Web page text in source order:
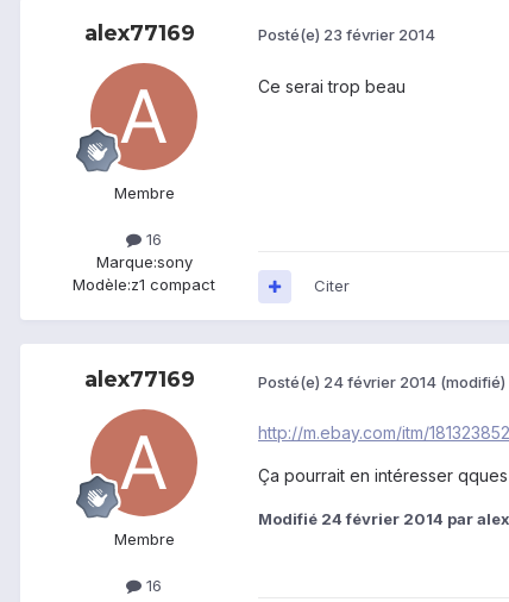
alex77169
Membre
16
Marque:sony
Modèle:z1 compact
Posté(e) 23 février 2014
Ce serai trop beau
Citer
alex77169
Membre
16
Posté(e) 24 février 2014 (modifié)
http://m.ebay.com/itm/
Ça pourrait en intéresser
Modifié 24 février 2014 par